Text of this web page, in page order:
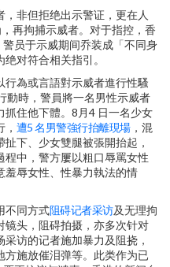
非但拒绝出示警证，更在人
再拘捕示威者。对于指控，香
警员于示威期间乔装成「不同身
对符合相关指引。
為或言語對示威者進行性騷
動時，警員將一名男性示威者
住他下體。8月4 日一名少女
遭5 名男警強行抬離現場，混
下、少女雙腿被張開抬起，
中，警方屢以粗口辱罵女性
羞辱女性、性暴力執法的情
不同方式阻碍记者采访及无理拘
头，阻碍拍摄，亦多次针对
访的记者施加暴力及阻挠，
施放催泪弹等。此类作为已